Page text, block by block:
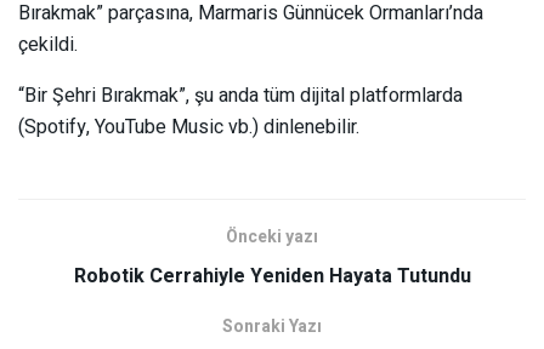
Bırakmak” parçasına, Marmaris Günnücek Ormanları’nda
çekildi.
“Bir Şehri Bırakmak”, şu anda tüm dijital platformlarda
(Spotify, YouTube Music vb.) dinlenebilir.
Önceki yazı
Robotik Cerrahiyle Yeniden Hayata Tutundu
Sonraki Yazı